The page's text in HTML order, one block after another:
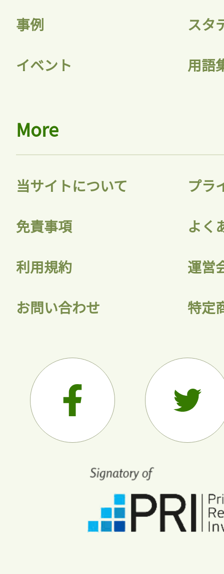
ログイン
事例 スタ
イベント 用語
More
当サイトについて プラ
免責事項 よく
利用規約 運営
お問い合わせ 特定